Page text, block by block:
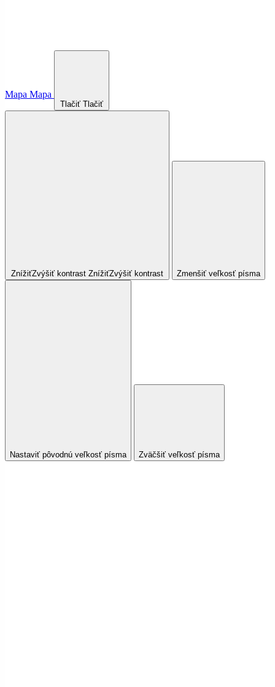
Mapa Mapa
Tlačiť Tlačiť
ZnížiťZvýšiť kontrast ZnížiťZvýšiť kontrast Zmenšiť veľkosť písma
Nastaviť pôvodnú veľkosť písma Zväčšiť veľkosť písma